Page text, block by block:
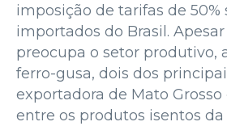
imposição de tarifas de 50%
importados do Brasil.
preocupa o setor produtivo,
ferro-gusa, dois dos
exportadora de Mato Grosso
entre os produtos isentos